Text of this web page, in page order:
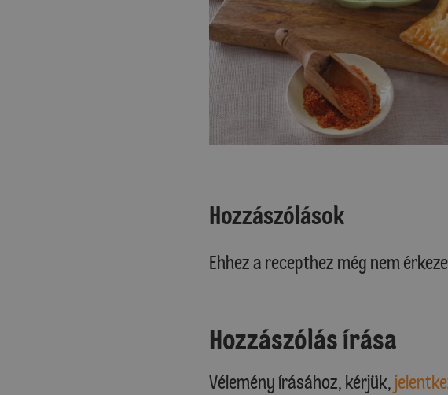
Hozzászólások
Ehhez a recepthez még nem
Hozzászólás írása
Vélemény írásához, kérjük,